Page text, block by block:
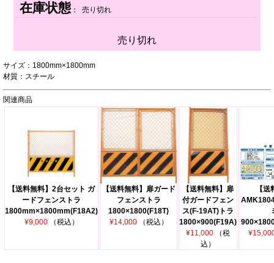
在庫状態 ： 売り切れ
売り切れ
サイズ：1800mm×1800mm
材質：スチール
関連商品
【送料無料】2台セット ガ
ードフェンストラ
1800mm×1800mm(F18A2)
¥9,000
（税込）
【送料無料】扉ガード
フェンストラ
1800×1800(F18T)
¥14,000
（税込）
【送料無料】扉
付ガードフェン
ス(F-19AT)トラ
1800×900(F19A)
¥11,000
（税
込）
【